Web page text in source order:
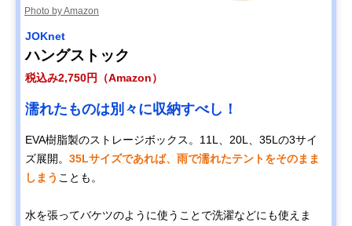
Photo by Amazon
JOKnet
ハングストック
税込み2,750円（Amazon）
濡れたものは別々に収納すべし！
EVA樹脂製のストレージボックス。11L、20L、35Lの3サイ
ズ展開。 35Lサイズであれば、雨で濡れたテントをそのまま
しまう ことも。
水を張ってバケツのように使うことで洗濯などにも使えま